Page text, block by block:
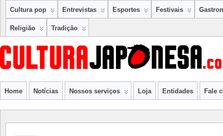
Cultura pop Entrevistas Esportes Festivais
Religião Tradição
Home Notícias Nossos serviços Loja Entidades Fale